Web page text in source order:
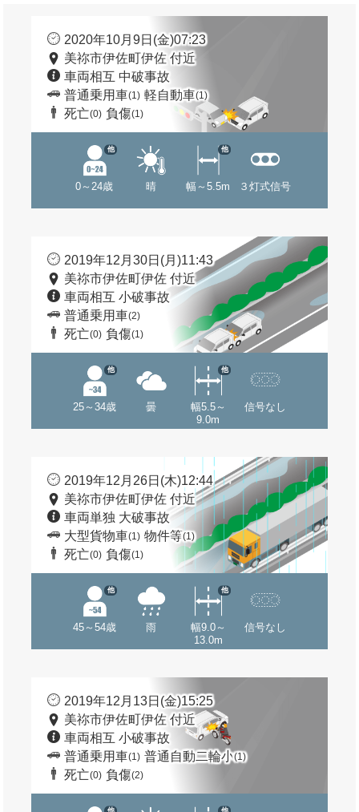
2020年10月9日(金)07:23
美祢市伊佐町伊佐 付近
車両相互 中破事故
普通乗用車(1) 軽自動車(1)
死亡(0) 負傷(1)
0～24歳
他
晴 幅～5.5m
他
３灯式信号
2019年12月30日(月)11:43
美祢市伊佐町伊佐 付近
車両相互 小破事故
普通乗用車(2)
死亡(0) 負傷(1)
25～34歳
他
曇
幅5.5～
9.0m
他
信号なし
2019年12月26日(木)12:44
美祢市伊佐町伊佐 付近
車両単独 大破事故
大型貨物車(1) 物件等(1)
死亡(0) 負傷(1)
45～54歳
他
雨
幅9.0～
13.0m
他
信号なし
2019年12月13日(金)15:25
美祢市伊佐町伊佐 付近
車両相互 小破事故
普通乗用車(1) 普通自動二輪小(1)
死亡(0) 負傷(2)